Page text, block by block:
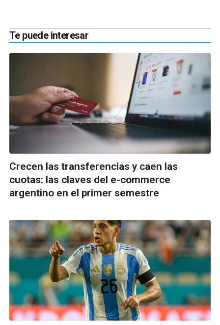
Te puede interesar
Crecen las transferencias y caen las
cuotas: las claves del e-commerce
argentino en el primer semestre